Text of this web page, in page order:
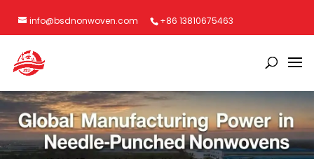
info@bsdnonwoven.com +86 13810675463